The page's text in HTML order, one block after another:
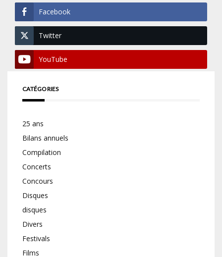
Facebook
Twitter
YouTube
CATÉGORIES
25 ans
Bilans annuels
Compilation
Concerts
Concours
Disques
disques
Divers
Festivals
Films